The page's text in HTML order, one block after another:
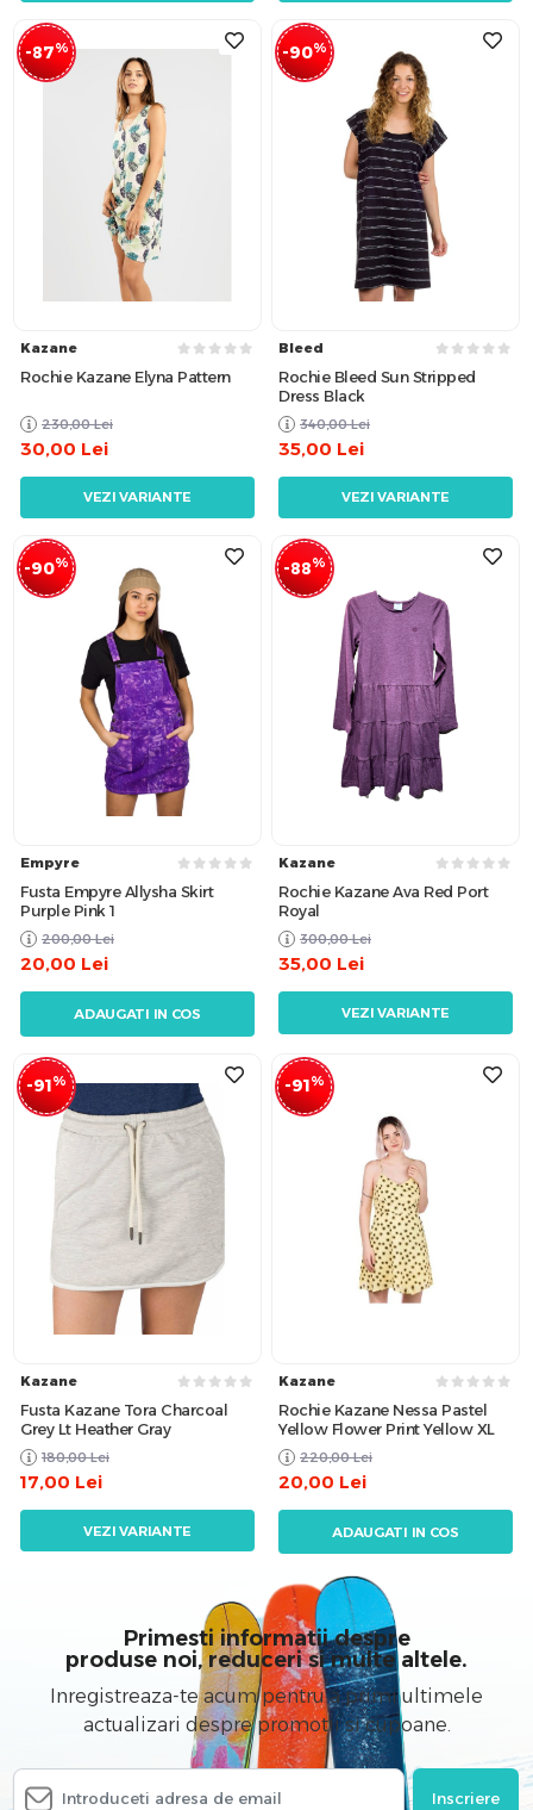
-87%
Kazane
Rochie Kazane Elyna Pattern
230,00 Lei
30,00 Lei
VEZI VARIANTE
-90%
Bleed
Rochie Bleed Sun Stripped
Dress Black
340,00 Lei
35,00 Lei
VEZI VARIANTE
-90%
Empyre
Fusta Empyre Allysha Skirt
Purple Pink 1
200,00 Lei
20,00 Lei
ADAUGATI IN COS
-88%
Kazane
Rochie Kazane Ava Red Port
Royal
300,00 Lei
35,00 Lei
VEZI VARIANTE
-91%
Kazane
Fusta Kazane Tora Charcoal
Grey Lt Heather Gray
180,00 Lei
17,00 Lei
VEZI VARIANTE
-91%
Kazane
Rochie Kazane Nessa Pastel
Yellow Flower Print Yellow XL
220,00 Lei
20,00 Lei
ADAUGATI IN COS
Primesti informatii despre
produse noi, reduceri si multe altele.
Inregistreaza-te acum pentru a primi ultimele
actualizari despre promotii si cupoane.
Inscriere